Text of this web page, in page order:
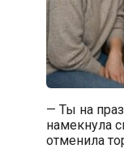
— Ты на
намекнула
отменила